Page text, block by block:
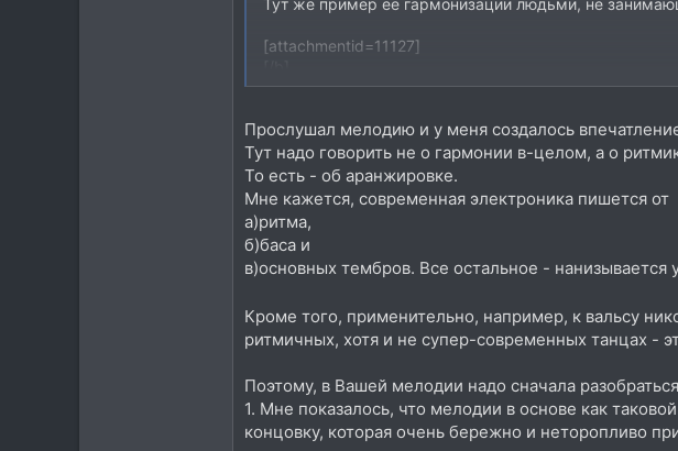
[attachmentid=11127]
Прослушал мелодию и у меня создалось
Тут надо говорить не о гармонии в-целом, а о
То есть - об аранжировке.
Мне кажется, современная электроника пишется от
а)ритма,
б)баса и
в)основных тембров. Все остальное - нанизывается
Кроме того, применительно, например, к вальсу
ритмичных, хотя и не супер-современных танцах -
Поэтому, в Вашей мелодии надо сначала
1. Мне показалось, что мелодии в основе как
концовку, которая очень бережно и неторопливо